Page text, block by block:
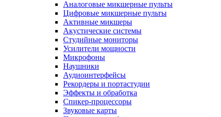
Аналоговые микшерные пульты
Цифровые микшерные пульты
Активные микшеры
Акустические системы
Студийные мониторы
Усилители мощности
Микрофоны
Наушники
Аудиоинтерфейсы
Рекордеры и портастудии
Эффекты и обработка
Спикер-процессоры
Звуковые карты